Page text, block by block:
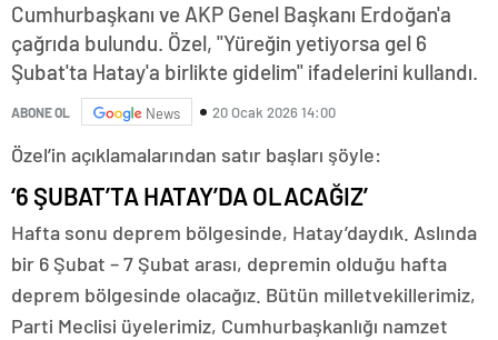
Cumhurbaşkanı ve AKP Genel Başkanı Erdoğan'a
çağrıda bulundu. Özel, "Yüreğin yetiyorsa gel 6
Şubat'ta Hatay'a birlikte gidelim" ifadelerini kullandı.
ABONE OL News 20 Ocak 2026 14:00
Özel’in açıklamalarından satır başları şöyle:
‘6 ŞUBAT’TA HATAY’DA OLACAĞIZ’
Hafta sonu deprem bölgesinde, Hatay’daydık. Aslında
bir 6 Şubat – 7 Şubat arası, depremin olduğu hafta
deprem bölgesinde olacağız. Bütün milletvekillerimiz,
Parti Meclisi üyelerimiz, Cumhurbaşkanlığı namzet